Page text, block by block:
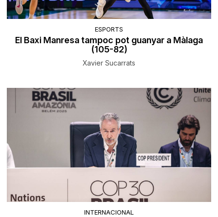
ESPORTS
El Baxi Manresa tampoc pot guanyar a Màlaga
(105-82)
Xavier Sucarrats
INTERNACIONAL